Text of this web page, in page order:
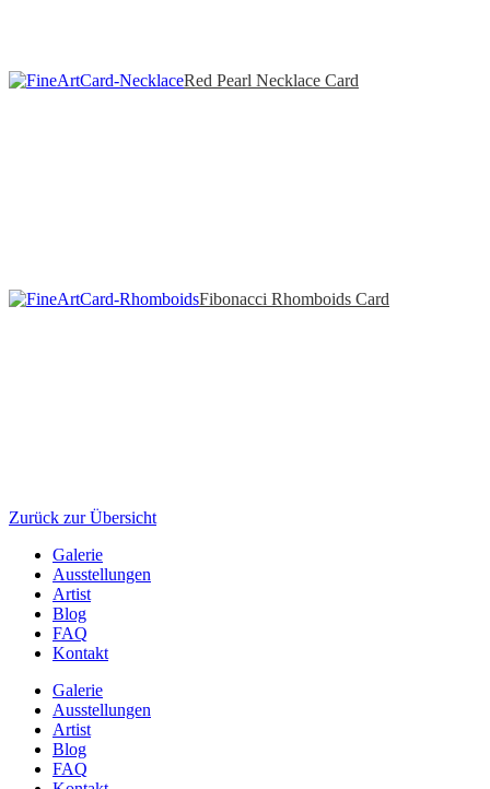
Red Pearl Necklace Card
Fibonacci Rhomboids Card
Zurück zur Übersicht
Galerie
Ausstellungen
Artist
Blog
FAQ
Kontakt
Galerie
Ausstellungen
Artist
Blog
FAQ